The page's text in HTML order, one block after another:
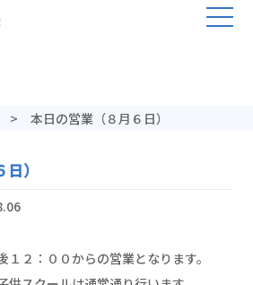
本日の営業（８月６日）
）
２：００からの営業となります。